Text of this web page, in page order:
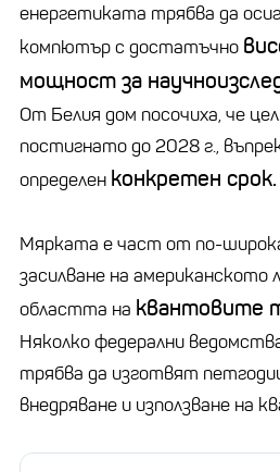
енергетиката трябва да
компютър с достатъчно
мощност за
От Белия дом посочиха, че
постигнато до 2028 г.,
определен конкретен срок.
Мярката е част от по-
засилване на американското
областта на квантовите
Няколко федерални
трябва да изготвят
внедряване и използване на